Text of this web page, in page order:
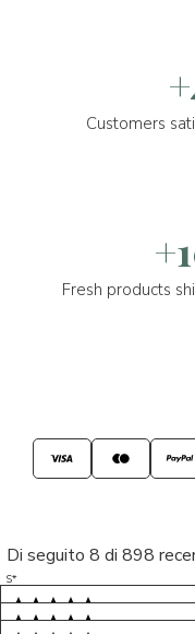
Customers
Fresh products
Di seguito 8 di 898
S*
LP
M*